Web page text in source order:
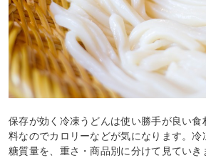
保存が効く冷凍うどんは使い勝手が良い
料なのでカロリーなどが気になります。冷
糖質量を、重さ・商品別に分けて見ていき